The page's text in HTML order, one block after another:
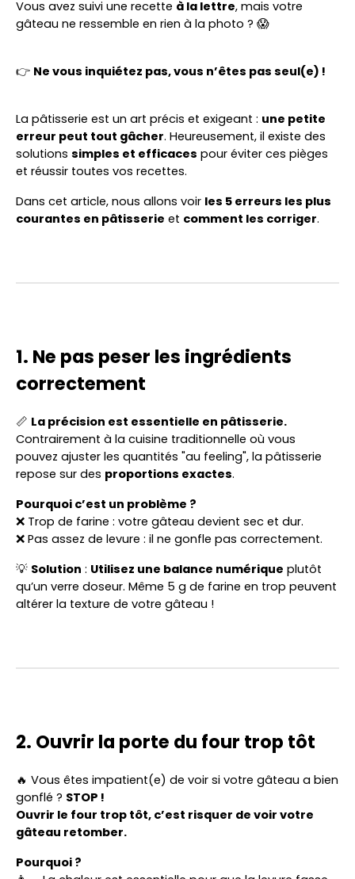
Vous avez suivi une recette à la lettre, mais votre
gâteau ne ressemble en rien à la photo ? 😱
👉 Ne vous inquiétez pas, vous n’êtes pas seul(e) !
La pâtisserie est un art précis et exigeant : une petite
erreur peut tout gâcher. Heureusement, il existe des
solutions simples et efficaces pour éviter ces pièges
et réussir toutes vos recettes.
Dans cet article, nous allons voir les 5 erreurs les plus
courantes en pâtisserie et comment les corriger.
1. Ne pas peser les ingrédients
correctement
📏 La précision est essentielle en pâtisserie.
Contrairement à la cuisine traditionnelle où vous
pouvez ajuster les quantités "au feeling", la pâtisserie
repose sur des proportions exactes.
Pourquoi c’est un problème ?
❌ Trop de farine : votre gâteau devient sec et dur.
❌ Pas assez de levure : il ne gonfle pas correctement.
💡 Solution : Utilisez une balance numérique plutôt
qu’un verre doseur. Même 5 g de farine en trop peuvent
altérer la texture de votre gâteau !
2. Ouvrir la porte du four trop tôt
🔥 Vous êtes impatient(e) de voir si votre gâteau a bien
gonflé ? STOP !
Ouvrir le four trop tôt, c’est risquer de voir votre
gâteau retomber.
Pourquoi ?